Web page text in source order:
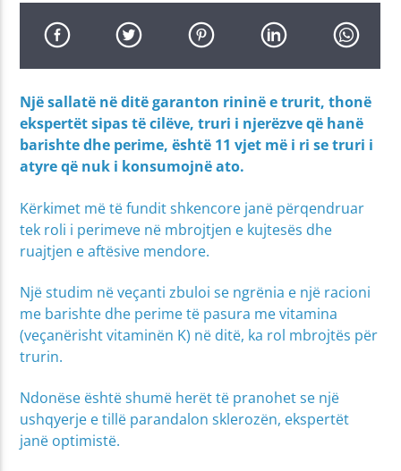
Një sallatë në ditë garanton rininë e trurit, thonë
ekspertët sipas të cilëve, truri i njerëzve që hanë
barishte dhe perime, është 11 vjet më i ri se truri i
atyre që nuk i konsumojnë ato.
Kërkimet më të fundit shkencore janë përqendruar
tek roli i perimeve në mbrojtjen e kujtesës dhe
ruajtjen e aftësive mendore.
Një studim në veçanti zbuloi se ngrënia e një racioni
me barishte dhe perime të pasura me vitamina
(veçanërisht vitaminën K) në ditë, ka rol mbrojtës për
trurin.
Ndonëse është shumë herët të pranohet se një
ushqyerje e tillë parandalon sklerozën, ekspertët
janë optimistë.